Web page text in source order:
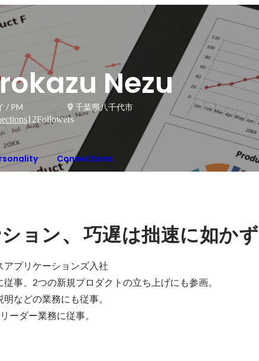
Nezu
/ PM
千葉県八千代市
12Followers
Connections
ション、 巧遅は拙速に如かず
アプリケーションズ入社
事、2つの新規プロダクトの立ち上げにも参画。
などの業務にも従事。
ーダー業務に従事。